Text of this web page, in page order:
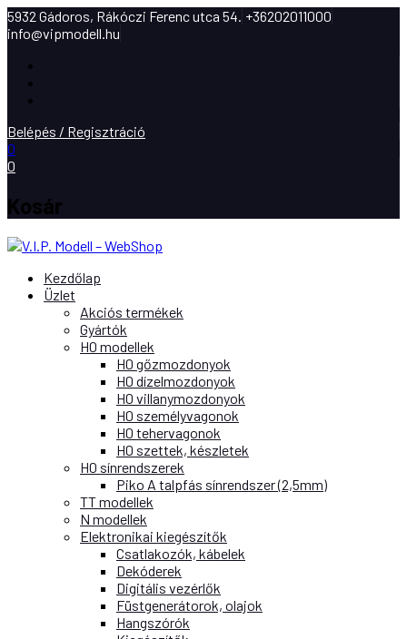
5932 Gádoros, Rákóczi Ferenc utca 54. +36202011000
info@vipmodell.hu
Belépés / Regisztráció
0
0
Kosár
Kezdőlap
Üzlet
Akciós termékek
Gyártók
H0 modellek
H0 gőzmozdonyok
H0 dízelmozdonyok
H0 villanymozdonyok
H0 személyvagonok
H0 tehervagonok
H0 szettek, készletek
H0 sínrendszerek
Piko A talpfás sínrendszer (2,5mm)
TT modellek
N modellek
Elektronikai kiegészítők
Csatlakozók, kábelek
Dekóderek
Digitális vezérlők
Füstgenerátorok, olajok
Hangszórók